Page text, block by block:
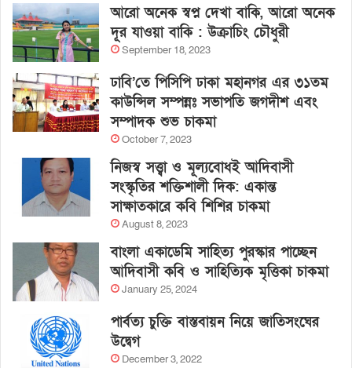
আরো অনেক স্বপ্ন দেখা বাকি, আরো অনেক
দূর যাওয়া বাকি : উক্রাচিং চৌধুরী
September 18, 2023
ঢাবি’তে পিসিপি ঢাকা মহানগর এর ৩১তম
কাউন্সিল সম্পন্নঃ সভাপতি জগদীশ এবং
সম্পাদক শুভ চাকমা
October 7, 2023
নিজস্ব সত্ত্বা ও মূল্যবোধই আদিবাসী
সংস্কৃতির শক্তিশালী দিক: একান্ত
সাক্ষাতকারে কবি শিশির চাকমা
August 8, 2023
বাংলা একাডেমি সাহিত্য পুরস্কার পাচ্ছেন
আদিবাসী কবি ও সাহিত্যিক মৃত্তিকা চাকমা
January 25, 2024
পার্বত্য চুক্তি বাস্তবায়ন নিয়ে জাতিসংঘের
উদ্বেগ
December 3, 2022